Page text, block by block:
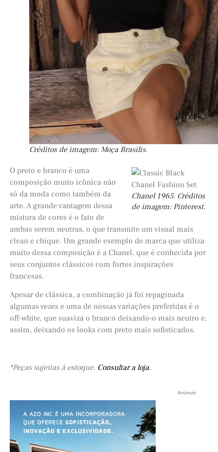
Créditos de imagem: Moça Brasilis.
Chanel 1965. Créditos
de imagem: Pinterest.
O preto e branco é uma
composição muito icônica não
só da moda como também da
arte. A grande vantagem dessa
mistura de cores é o fato de
ambas serem neutras, o que transmite um visual mais
clean e chique. Um grande exemplo de marca que utiliza
muito dessa composição é a Chanel, que é conhecida por
seus conjuntos clássicos com fortes inspirações
francesas.
Apesar de clássica, a combinação já foi repaginada
algumas vezes e uma de nossas variações preferidas é o
off-white, que suaviza o branco deixando-o mais neutro e,
assim, deixando os looks com preto mais sofisticados.
*Peças sujeitas à estoque. Consultar a loja.
Anúncio